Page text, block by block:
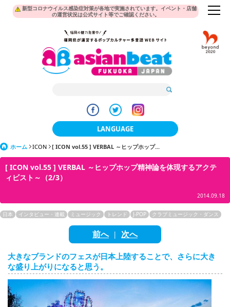
新型コロナウイルス感染症対策が各地で実施されています。イベント・店舗
の運営状況は公式サイト等でご確認ください。
LANGUAGE
日本語
한국어
繁體中文
English
ภาษาไทย
tiéng Viêt
Bahasa Indonesia
ホーム ICON [ ICON vol.55 ] VERBAL ～ヒップホップ...
[ ICON vol.55 ] VERBAL ～ヒップホップ精神論を体現するアクテ
ィビスト～（2/3）
2014.09.18
日本 インタビュー・連載 ミュージック トレンド J-POP クラブミュージック・ダンス
前へ| 次へ
大きなブランドのフェスが日本上陸することで、さらに大き
な盛り上がりになると思う。